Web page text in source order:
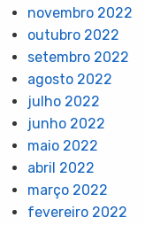
novembro 2022
outubro 2022
setembro 2022
agosto 2022
julho 2022
junho 2022
maio 2022
abril 2022
março 2022
fevereiro 2022